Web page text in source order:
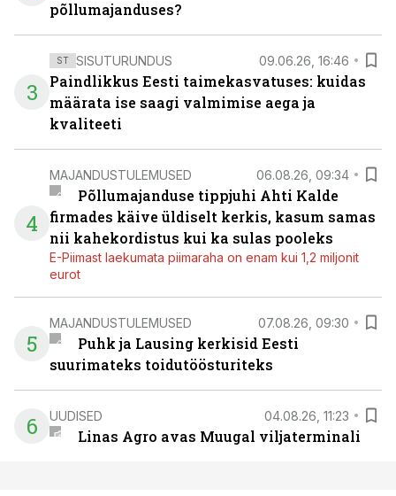
põllumajanduses?
3
ST SISUTURUNDUS 09.06.26, 16:46
Paindlikkus Eesti taimekasvatuses: kuidas
määrata ise saagi valmimise aega ja
kvaliteeti
4
MAJANDUSTULEMUSED 06.08.26, 09:34
Põllumajanduse tippjuhi Ahti Kalde
firmades käive üldiselt kerkis, kasum samas
nii kahekordistus kui ka sulas pooleks
E-Piimast laekumata piimaraha on enam kui 1,2 miljonit
eurot
5
MAJANDUSTULEMUSED 07.08.26, 09:30
Puhk ja Lausing kerkisid Eesti
suurimateks toidutöösturiteks
6 UUDISED 04.08.26, 11:23
Linas Agro avas Muugal viljaterminali